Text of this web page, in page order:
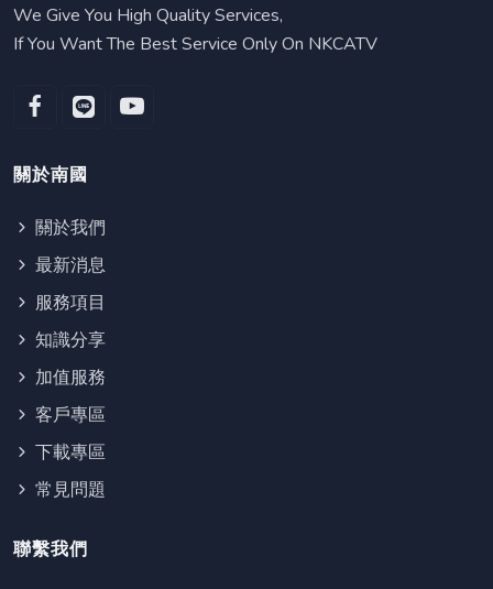
We Give You High Quality Services,
If You Want The Best Service Only On NKCATV
關於南國
關於我們
最新消息
服務項目
知識分享
加值服務
客戶專區
下載專區
常見問題
聯繫我們